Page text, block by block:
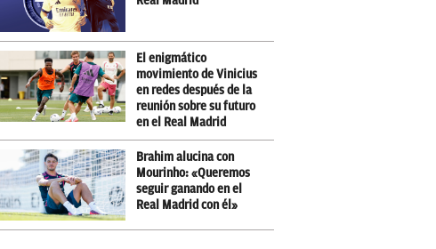
El enigmático
movimiento de Vinicius
en redes después de la
reunión sobre su futuro
en el Real Madrid
Brahim alucina con
Mourinho: «Queremos
seguir ganando en el
Real Madrid con él»